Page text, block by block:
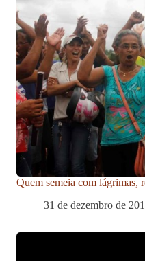
Quem semeia com lágrimas,
31 de dezembro de